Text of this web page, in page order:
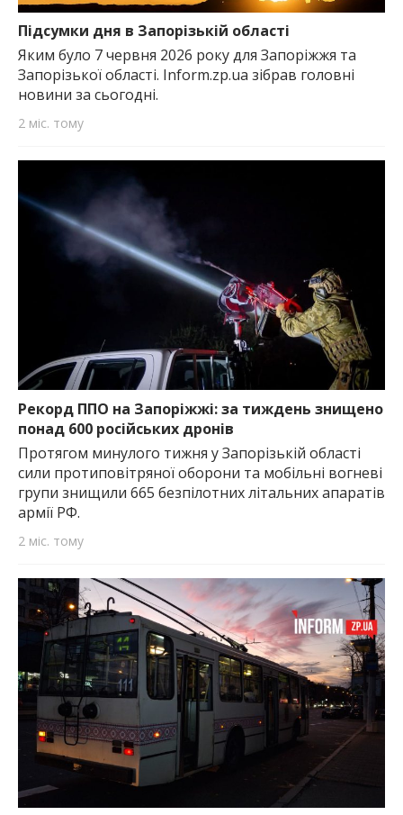
найважливішу інформацію про події
міста Запоріжжя та області.
Підсумки дня в Запорізькій області
Яким було 7 червня 2026 року для Запоріжжя та
Запорізької області. Inform.zp.ua зібрав головні
новини за сьогодні.
2 міс. тому
Рекорд ППО на Запоріжжі: за тиждень знищено
понад 600 російських дронів
Протягом минулого тижня у Запорізькій області
сили протиповітряної оборони та мобільні вогневі
групи знищили 665 безпілотних літальних апаратів
армії РФ.
2 міс. тому